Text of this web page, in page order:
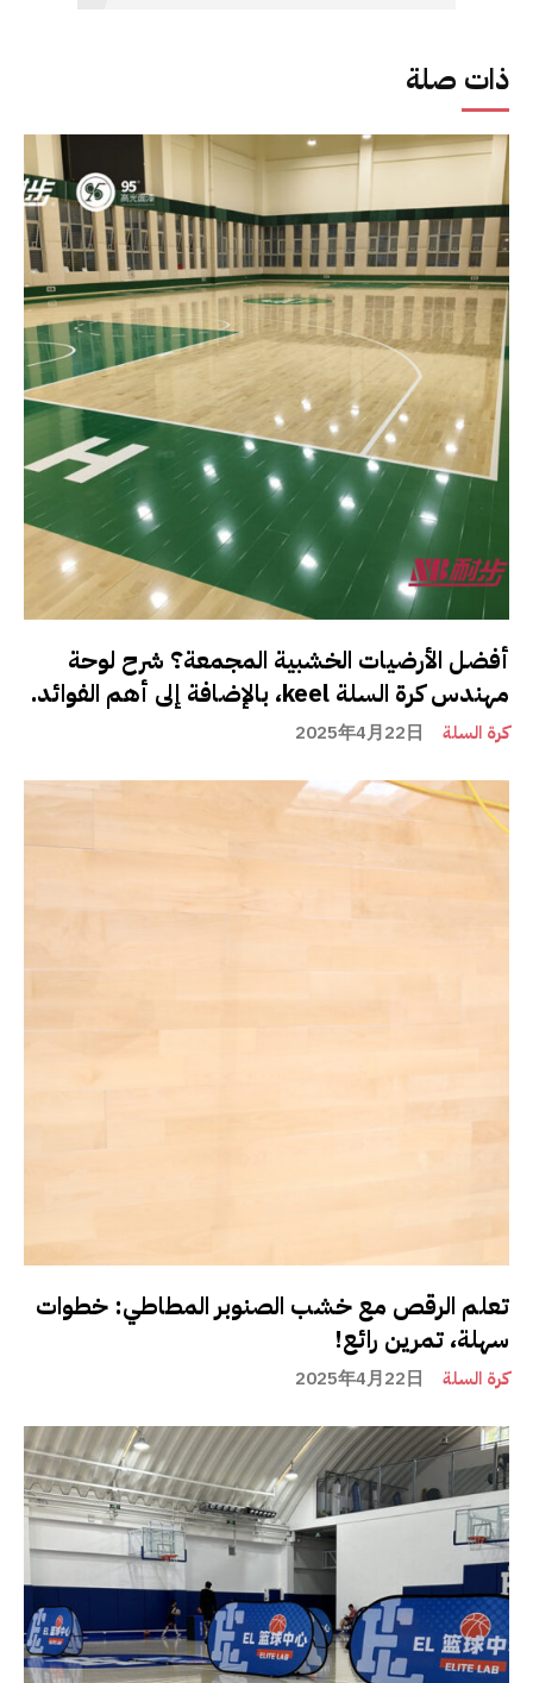
ذات صلة
أفضل الأرضيات الخشبية المجمعة؟ شرح لوحة
مهندس كرة السلة keel، بالإضافة إلى أهم الفوائد.
كرة السلة 2025年4月22日
تعلم الرقص مع خشب الصنوبر المطاطي: خطوات
سهلة، تمرين رائع!
كرة السلة 2025年4月22日